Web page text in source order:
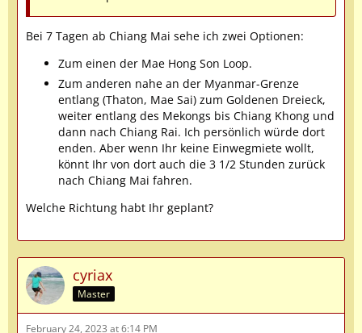
Bei 7 Tagen ab Chiang Mai sehe ich zwei Optionen:
Zum einen der Mae Hong Son Loop.
Zum anderen nahe an der Myanmar-Grenze
entlang (Thaton, Mae Sai) zum Goldenen Dreieck,
weiter entlang des Mekongs bis Chiang Khong und
dann nach Chiang Rai. Ich persönlich würde dort
enden. Aber wenn Ihr keine Einwegmiete wollt,
könnt Ihr von dort auch die 3 1/2 Stunden zurück
nach Chiang Mai fahren.
Welche Richtung habt Ihr geplant?
cyriax
Master
February 24, 2023 at 6:14 PM